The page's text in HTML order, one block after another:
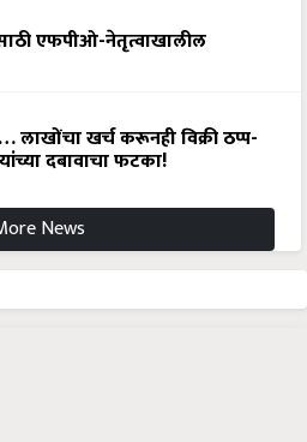
एफपीओ-नेतृत्वाखालील
खर्च करूनही विक्री ठप्प-
दबावाचा फटका!
News